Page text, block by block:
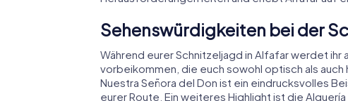
Sehenswürdigkeiten bei der
Während eurer Schnitzeljagd in Alfafar werdet
vorbeikommen, die euch sowohl optisch als
Nuestra Señora del Don ist ein eindrucksvolles
eurer Route. Ein weiteres Highlight ist die